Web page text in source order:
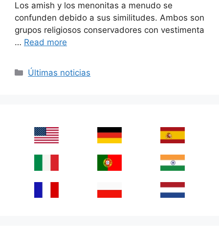
Los amish y los menonitas a menudo se
confunden debido a sus similitudes. Ambos son
grupos religiosos conservadores con vestimenta
… Read more
Categories
Últimas noticias